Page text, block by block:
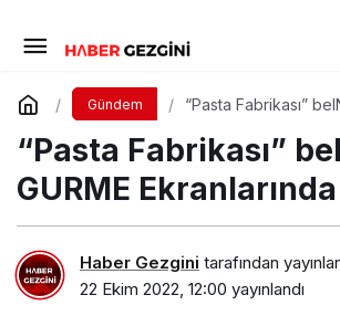
Gündem
“Pasta Fabrikası” beIN GURME
“Pasta Fabrikası”
GURME
Haber Gezgini tarafından
22 Ekim 2022, 12:00 yayınlandı